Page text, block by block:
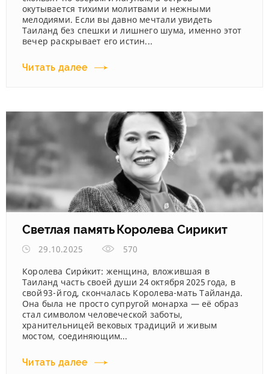
окутывается тихими молитвами и нежными
мелодиями. Если вы давно мечтали увидеть
Таиланд без спешки и лишнего шума, именно этот
вечер раскрывает его истин...
Читать далее
Светлая память Королева Сирикит
29.10.2025
570
Королева Сири́кит: женщина, вложившая в
Таиланд часть своей души 24 октября 2025 года, в
свой 93‑й год, скончалась Королева‑мать Тайланда.
Она была не просто супругой монарха — её образ
стал символом человеческой заботы,
хранительницей вековых традиций и живым
мостом, соединяющим...
Читать далее